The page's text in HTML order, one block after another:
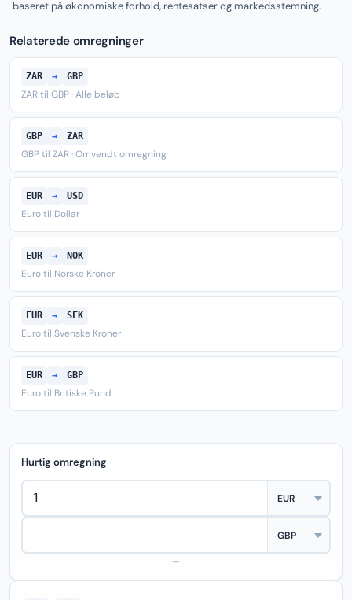
baseret på økonomiske forhold, rentesatser og markedsstemning.
Relaterede omregninger
ZAR → GBP
ZAR til GBP · Alle beløb
GBP → ZAR
GBP til ZAR · Omvendt omregning
EUR → USD
Euro til Dollar
EUR → NOK
Euro til Norske Kroner
EUR → SEK
Euro til Svenske Kroner
EUR → GBP
Euro til Britiske Pund
Hurtig omregning
—